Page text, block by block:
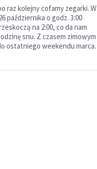
raz kolejny cofamy zegarki. W
października o godz. 3:00
na 2:00, co da nam
snu. Z czasem zimowym
ostatniego weekendu marca.